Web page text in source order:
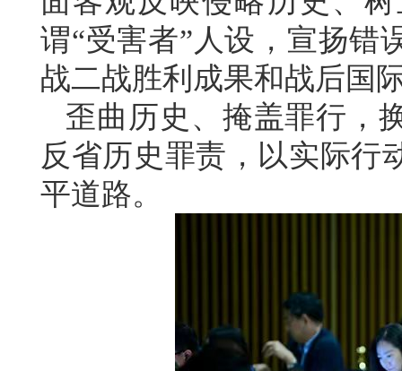
谓“受害者”人设，宣扬错
战二战胜利成果和战后国
歪曲历史、掩盖罪行，
反省历史罪责，以实际行
平道路。